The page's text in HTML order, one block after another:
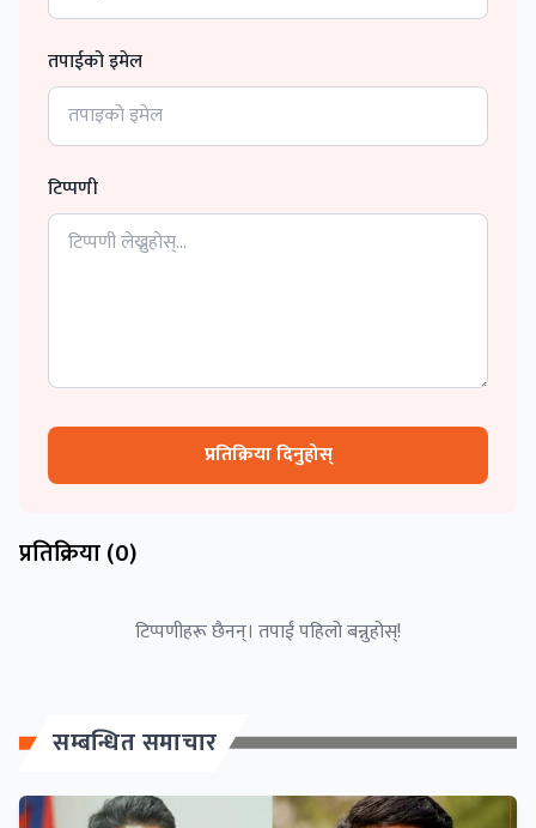
तपाईको इमेल
टिप्पणी
प्रतिक्रिया दिनुहोस्
प्रतिक्रिया (0)
टिप्पणीहरू छैनन्। तपाईं पहिलो बन्नुहोस्!
सम्बन्धित समाचार